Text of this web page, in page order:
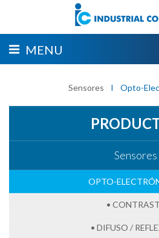
MENU
Sensores I Opto-
Sensores
OPTO-
•
• DIFUSO /